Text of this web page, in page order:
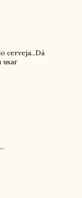
cerveja...Dá
usar